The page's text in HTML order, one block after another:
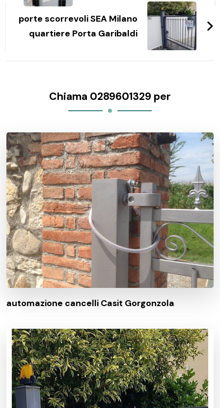
porte scorrevoli SEA Milano
quartiere Porta Garibaldi
Chiama 0289601329 per
automazione cancelli Casit Gorgonzola